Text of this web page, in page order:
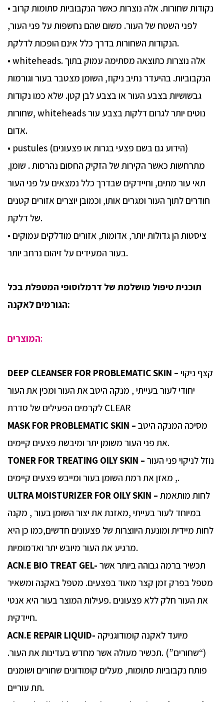
• נקודות שחורות. אלה נוצרות כאשר הנקבוביות סתומות קרוב
לפני השטח של העור. משום שהם נחשפות על פני העור,
הנקודות השחורות בדרך כלל אינם הופכות לדלקת.
• whiteheads. אלה נוצרות כתוצאה מסתימה עמוק בתוך
הנקבוביות. בהיעדר נתיב ניקוז, השומן מצטבר בעור וגורמות
גבשושיות בצבע העור או בצבע לבן קטן. שלא כמו נקודות
שחורות, whiteheads נוטים יותר לגרום דלקות בצבע עור
אדום.
• pustules (הידוע גם בשם פצעי בגרות או פצעונים)
מתרחשות כאשר הקירות של הזקיק החסום נהרסות . שומן,
תאי עור מתים, וחיידקים שבדרך כלל נמצאים על פני העור
חודרים לתוך העור ומגרים אותו, וכמובן יוצרים אזורים קטנים
של דלקת.
• ציסטות הן גדולות יותר, אדומות, אזורים מודלקים עמוקים
בעור המעידים על זיהום נרחב יותר.
תוכנית טיפול מושלמת של דרמלוסופי המטפלת בכל
הגורמים לאקנה:
המוצרים:
DEEP CLEANSER FOR PROBLEMATIC SKIN –
יחודי לעור בעייתי , מנקה היטב את העור ומכין את העור
לקרמים הפעילים של סדרת CLEAR
MASK FOR PROBLEMATIC SKIN –
את פני העור משומן יתר ומיבשת פצעים קיימים.
TONER FOR TREATING OILY SKIN –
, מאזן את רמת השומן בעור ומייבש פצעים קיימים.
ULTRA MOISTURIZER FOR OILY SKIN –
במיוחד לעור בעייתי ,מאזנת את יצור השומן בעור , מקנה
לחות מיידית ומונעת היווצרות של פצעונים חדשים,כמו כן היא
מרגיע את העור מיובש יתר ואדמומיות.
ACN.E BIO TREAT GEL-
מטפל בפרק זמן קצר מאוד בפצעים. מטפל באקנה ומשאיר
את העור חלק ללא פצעונים .פעילות המוצר בעור היא אנטי
חיידקית.
ACN.E REPAIR LIQUID-
(“שחורים”) .תכשיר מעולה אשר מחדש בעדינות את העור.
פותח נקבוביות סתומות, מעלים קומודונים שחורים ושומנים
תת עוריים.